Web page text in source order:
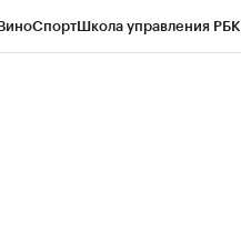
СпортШкола управления РБК